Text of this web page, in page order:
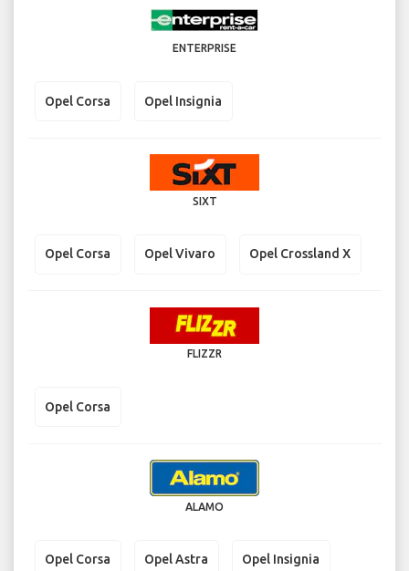
ENTERPRISE
Opel Corsa Opel Insignia
SIXT
Opel Corsa Opel Vivaro Opel Crossland X
FLIZZR
Opel Corsa
ALAMO
Opel Corsa Opel Astra Opel Insignia